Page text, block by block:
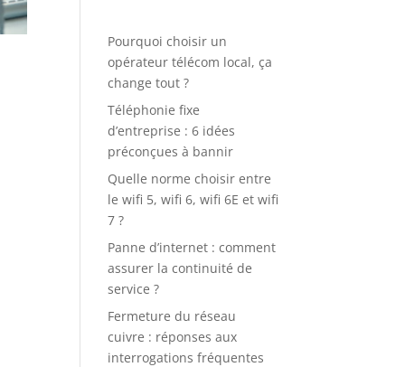
Pourquoi choisir un
opérateur télécom local, ça
change tout ?
Téléphonie fixe
d’entreprise : 6 idées
préconçues à bannir
Quelle norme choisir entre
le wifi 5, wifi 6, wifi 6E et wifi
7 ?
Panne d’internet : comment
assurer la continuité de
service ?
Fermeture du réseau
cuivre : réponses aux
interrogations fréquentes